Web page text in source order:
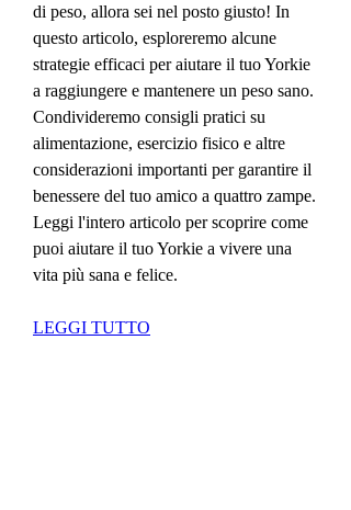
di peso, allora sei nel posto giusto! In
questo articolo, esploreremo alcune
strategie efficaci per aiutare il tuo Yorkie
a raggiungere e mantenere un peso sano.
Condivideremo consigli pratici su
alimentazione, esercizio fisico e altre
considerazioni importanti per garantire il
benessere del tuo amico a quattro zampe.
Leggi l'intero articolo per scoprire come
puoi aiutare il tuo Yorkie a vivere una
vita più sana e felice.
LEGGI TUTTO